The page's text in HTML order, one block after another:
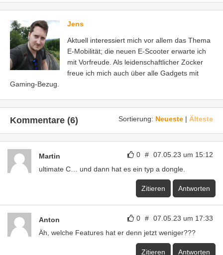
Jens
Aktuell interessiert mich vor allem das Thema
E-Mobilität; die neuen E-Scooter erwarte ich
mit Vorfreude. Als leidenschaftlicher Zocker
freue ich mich auch über alle Gadgets mit
Gaming-Bezug.
Sortierung: Neueste | Älteste
Kommentare (6)
0 # 07.05.23 um 15:12
Martin
ultimate C… und dann hat es ein typ a dongle.
Zitieren Antworten
0 # 07.05.23 um 17:33
Anton
Äh, welche Features hat er denn jetzt weniger???
Zitieren Antworten